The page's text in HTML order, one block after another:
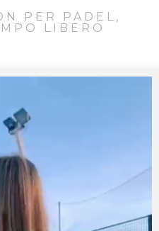
PER PADEL,
LIBERO